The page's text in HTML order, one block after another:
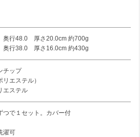
行48.0 厚さ20.0cm 約700g
行38.0 厚さ16.0cm 約430g
チップ
エステル）
エステル
つで１セット。カバー付
濯可